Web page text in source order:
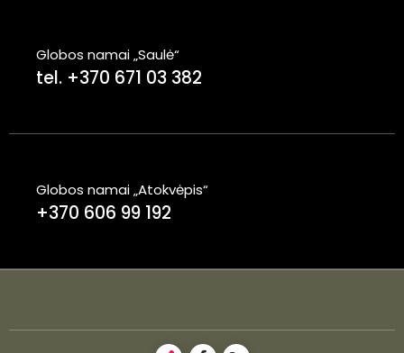
Globos namai „Saulė“
tel. +370 671 03 382
Globos namai „Atokvėpis“
+370 606 99 192